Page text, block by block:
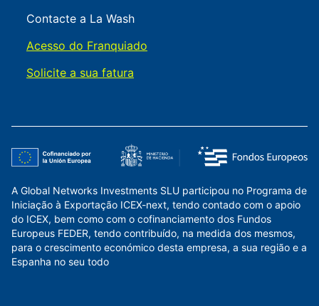
Contacte a La Wash
Acesso do Franquiado
Solicite a sua fatura
A Global Networks Investments SLU participou no Programa de
Iniciação à Exportação ICEX-next, tendo contado com o apoio
do ICEX, bem como com o cofinanciamento dos Fundos
Europeus FEDER, tendo contribuído, na medida dos mesmos,
para o crescimento económico desta empresa, a sua região e a
Espanha no seu todo